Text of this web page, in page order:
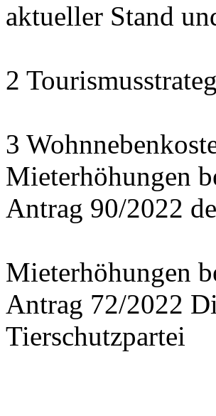
aktueller Stand
2
3
Mieterhöhungen
Antrag 90/2022
Mieterhöhungen
Antrag 72/2022
Tierschutzpartei